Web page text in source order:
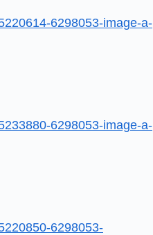
6298053-image-a-
6298053-image-a-
6298053-